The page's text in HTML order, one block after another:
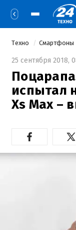
Техно Смартфоны
25 сентября 2018,
испытал
Xs Max –